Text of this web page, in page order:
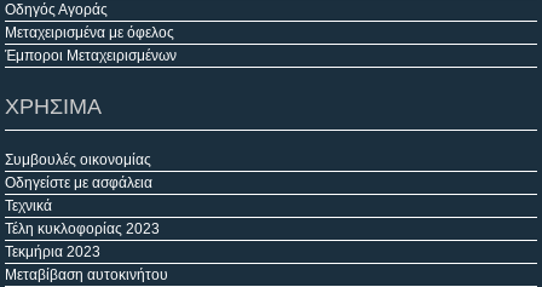
Οδηγός Αγοράς
Μεταχειρισμένα με όφελος
Έμποροι Μεταχειρισμένων
ΧΡΗΣΙΜΑ
Συμβουλές οικονομίας
Οδηγείστε με ασφάλεια
Τεχνικά
Τέλη κυκλοφορίας 2023
Τεκμήρια 2023
Μεταβίβαση αυτοκινήτου